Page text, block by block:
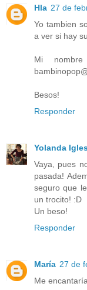
Hla 27 de
Yo tambien
a ver si hay
Mi
Besos!
Responder
Yolanda
Vaya, pues
pasada!
seguro que
un trocito! :D
Un beso!
Responder
María 27 de
Me